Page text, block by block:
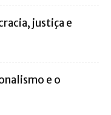
justiça e
e o